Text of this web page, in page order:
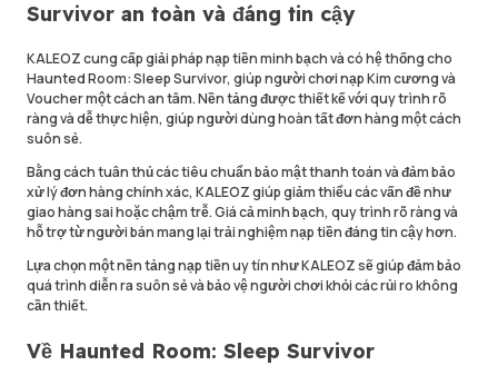
Survivor an toàn và đáng tin cậy
KALEOZ cung cấp giải pháp nạp tiền minh bạch và có hệ thống cho
Haunted Room: Sleep Survivor, giúp người chơi nạp Kim cương và
Voucher một cách an tâm. Nền tảng được thiết kế với quy trình rõ
ràng và dễ thực hiện, giúp người dùng hoàn tất đơn hàng một cách
suôn sẻ.
Bằng cách tuân thủ các tiêu chuẩn bảo mật thanh toán và đảm bảo
xử lý đơn hàng chính xác, KALEOZ giúp giảm thiểu các vấn đề như
giao hàng sai hoặc chậm trễ. Giá cả minh bạch, quy trình rõ ràng và
hỗ trợ từ người bán mang lại trải nghiệm nạp tiền đáng tin cậy hơn.
Lựa chọn một nền tảng nạp tiền uy tín như KALEOZ sẽ giúp đảm bảo
quá trình diễn ra suôn sẻ và bảo vệ người chơi khỏi các rủi ro không
cần thiết.
Về Haunted Room: Sleep Survivor